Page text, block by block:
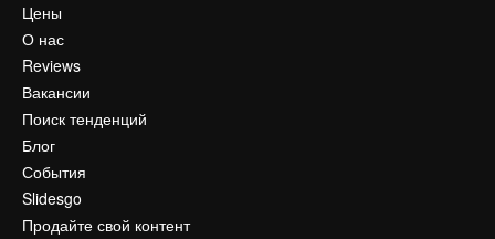
Цены
О нас
Reviews
Вакансии
Поиск тенденций
Блог
События
Slidesgo
Продайте свой контент